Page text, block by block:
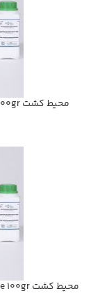
محيط كشت PPLO Broth Base 100gr كاندا هيسپان پروناديسا